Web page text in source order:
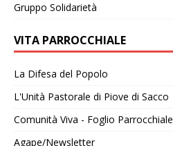
Gruppo Solidarietà
VITA PARROCCHIALE
La Difesa del Popolo
L'Unità Pastorale di Piove di Sacco
Comunità Viva - Foglio Parrocchiale
Agape/Newsletter